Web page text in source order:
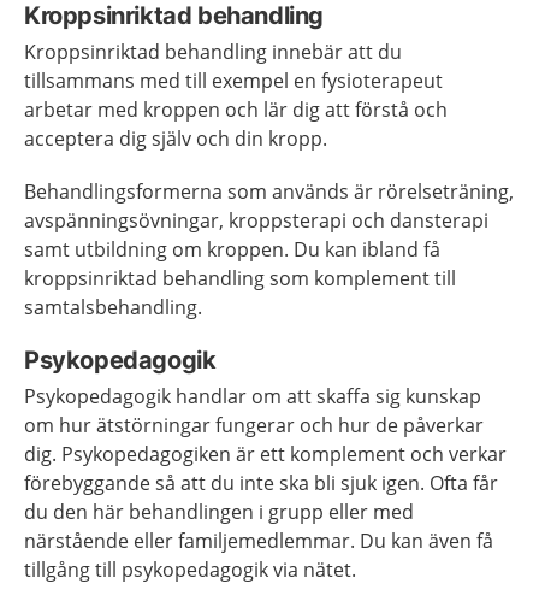
Kroppsinriktad behandling
Kroppsinriktad behandling innebär att du
tillsammans med till exempel en fysioterapeut
arbetar med kroppen och lär dig att förstå och
acceptera dig själv och din kropp.
Behandlingsformerna som används är rörelseträning,
avspänningsövningar, kroppsterapi och dansterapi
samt utbildning om kroppen. Du kan ibland få
kroppsinriktad behandling som komplement till
samtalsbehandling.
Psykopedagogik
Psykopedagogik handlar om att skaffa sig kunskap
om hur ätstörningar fungerar och hur de påverkar
dig. Psykopedagogiken är ett komplement och verkar
förebyggande så att du inte ska bli sjuk igen. Ofta får
du den här behandlingen i grupp eller med
närstående eller familjemedlemmar. Du kan även få
tillgång till psykopedagogik via nätet.